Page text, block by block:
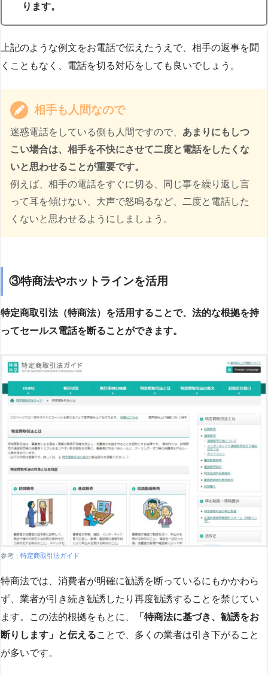
ります。
上記のような例文をお電話で伝えたうえで、相手の返事を聞
くこともなく、電話を切る対応をしても良いでしょう。
相手も人間なので
迷惑電話をしている側も人間ですので、 あまりにもしつ
こい場合は、相手を不快にさせて二度と電話をしたくな
いと思わせることが重要です。
例えば、相手の電話をすぐに切る、同じ事を繰り返し言
って耳を傾けない、大声で怒鳴るなど、二度と電話した
くないと思わせるようにしましょう。
③特商法やホットラインを活用
特定商取引法（特商法）を活用することで、法的な根拠を持
ってセールス電話を断ることができます。
参考： 特定商取引法ガイド
特商法では、消費者が明確に勧誘を断っているにもかかわら
ず、業者が引き続き勧誘したり再度勧誘することを禁じてい
ます。この法的根拠をもとに、
「特商法に基づき、勧誘をお
断りします」と伝えることで、多くの業者は引き下がること
が多いです​​。